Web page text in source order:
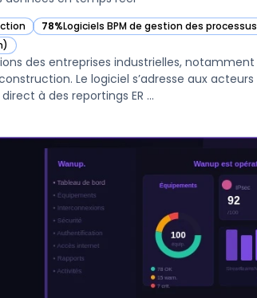
78%Logiciels BPM de gestion des
— voir Epicor ERP (Kinetic) dans cette
des entreprises industrielles,
Le logiciel s’adresse aux acteurs
à des reportings ER ...